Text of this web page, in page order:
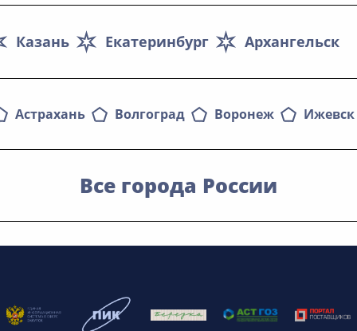
Архангельск
Екатеринбург
Казань
Астрахань Волгоград Воронеж Ижевск
Все города России